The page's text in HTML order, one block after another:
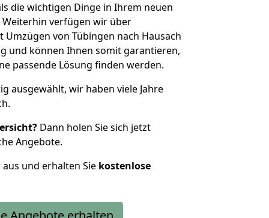
die wichtigen Dinge in Ihrem neuen
verfügen wir über
von Tübingen nach Hausach
und können Ihnen somit garantieren,
passende Lösung finden werden.
ausgewählt, wir haben viele Jahre
Dann holen Sie sich jetzt
Angebote.
und erhalten Sie kostenlose